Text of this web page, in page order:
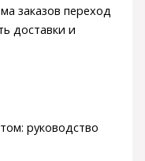
заказов переход
доставки и